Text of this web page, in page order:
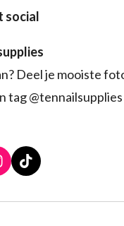
social
Deel je mooiste
tag @tennailsupplies
T
i